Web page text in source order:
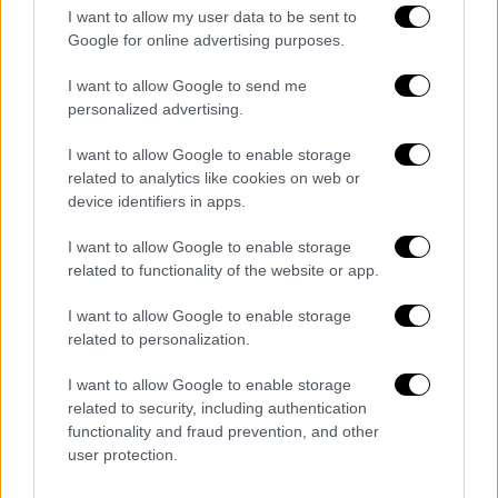
I want to allow my user data to be sent to
Google for online advertising purposes.
I want to allow Google to send me
personalized advertising.
I want to allow Google to enable storage
related to analytics like cookies on web or
device identifiers in apps.
I want to allow Google to enable storage
related to functionality of the website or app.
I want to allow Google to enable storage
related to personalization.
I want to allow Google to enable storage
related to security, including authentication
functionality and fraud prevention, and other
user protection.
Οικονομία|25.06.2021 10:50
Στην Ελλάδα οι λουκουμάδες της Mr.
Puffs: Πού θα ανοίξουν τα πρώτα
καταστήματα
Στόχος της εταιρείας είναι να ανοίξει με τη
μορφή Franchise τουλάχιστον 12
καταστήματα στα επόμενα τρία χρόνια στην